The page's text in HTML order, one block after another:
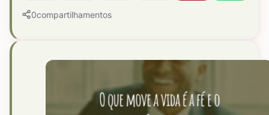
0compartilhamentos